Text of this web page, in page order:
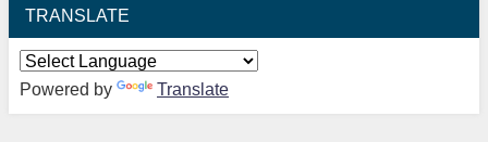
TRANSLATE
Powered by Translate